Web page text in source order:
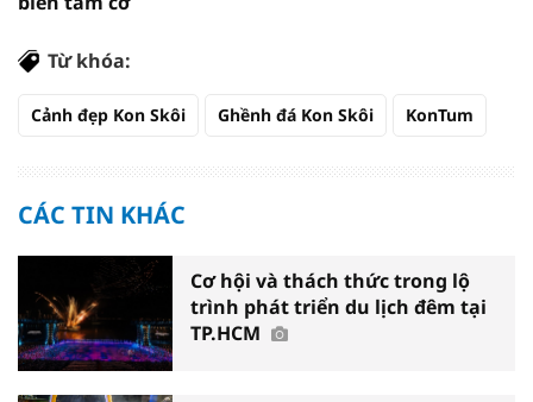
Từ khóa:
Cảnh đẹp Kon Skôi Ghềnh đá Kon Skôi KonTum
CÁC TIN KHÁC
Cơ hội và thách thức trong lộ
trình phát triển du lịch đêm tại
TP.HCM